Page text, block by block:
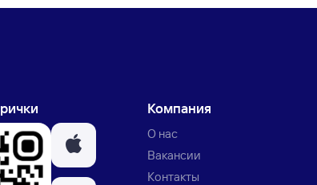
Компания
О нас
Вакансии
Контакты